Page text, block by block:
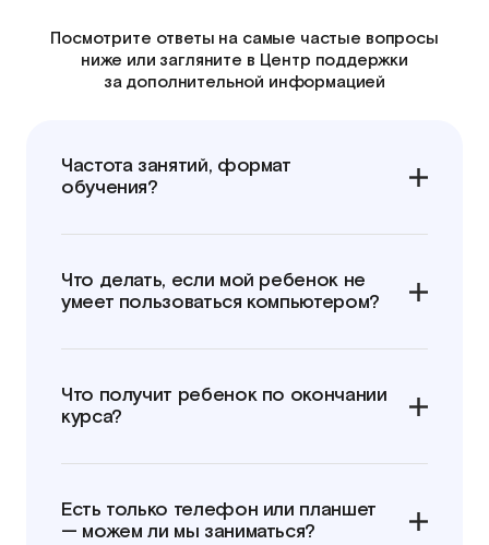
Посмотрите ответы на самые частые вопросы
ниже или загляните в Центр поддержки
за дополнительной информацией
Частота занятий, формат
обучения?
Что делать, если мой ребенок не
умеет пользоваться компьютером?
Что получит ребенок по окончании
курса?
Есть только телефон или планшет
— можем ли мы заниматься?